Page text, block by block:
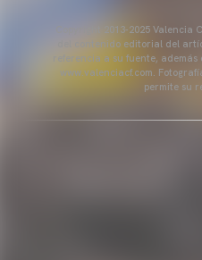
Copyright 2013-2025 Valencia
del contenido editorial del
referencia a su fuente,
www.valenciacf.com.
permite su